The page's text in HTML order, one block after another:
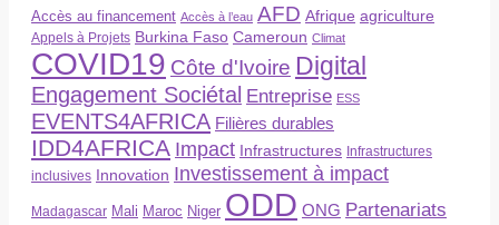
Accès au financement Accès à l’eau AFD Afrique agriculture
Appels à Projets Burkina Faso Cameroun Climat
COVID19 Côte d'Ivoire Digital
Engagement Sociétal Entreprise ESS
EVENTS4AFRICA Filières durables
IDD4AFRICA Impact Infrastructures Infrastructures
inclusives Innovation Investissement à impact
Madagascar Mali Maroc Niger ODD ONG Partenariats